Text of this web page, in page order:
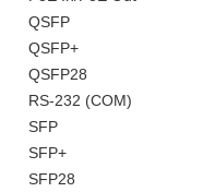
QSFP
QSFP+
QSFP28
RS-232 (COM)
SFP
SFP+
SFP28